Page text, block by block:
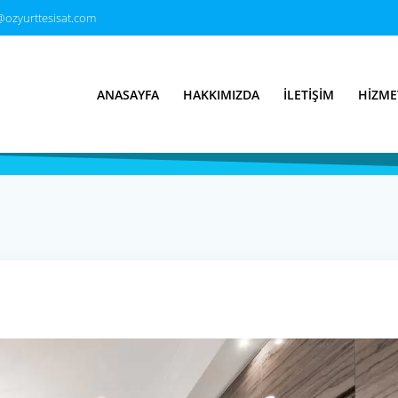
ANASAYFA HAKKIMIZDA İLETIŞIM
Tesisatçı &